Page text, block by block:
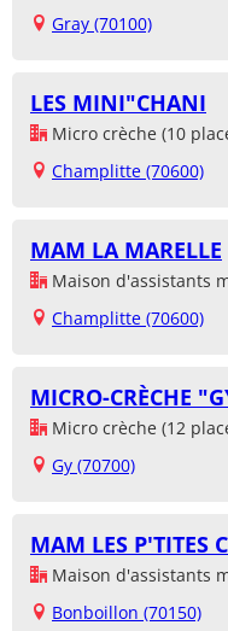
Gray (70100)
LES MINI"CHANI
Micro crèche (10
Champlitte (70600)
MAM LA MARELLE
Maison d'assistants
Champlitte (70600)
MICRO-CRÈCHE
Micro crèche (12
Gy (70700)
MAM LES P'TITES
Maison d'assistants
Bonboillon (70150)